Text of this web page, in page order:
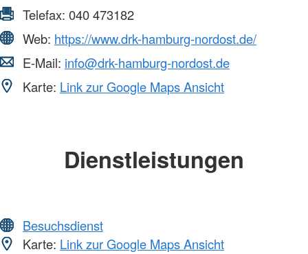
Telefax: 040 473182
Web: https://www.drk-hamburg-nordost.de/
E-Mail: info@drk-hamburg-nordost.de
Karte: Link zur Google Maps Ansicht
Dienstleistungen
Besuchsdienst
Karte: Link zur Google Maps Ansicht